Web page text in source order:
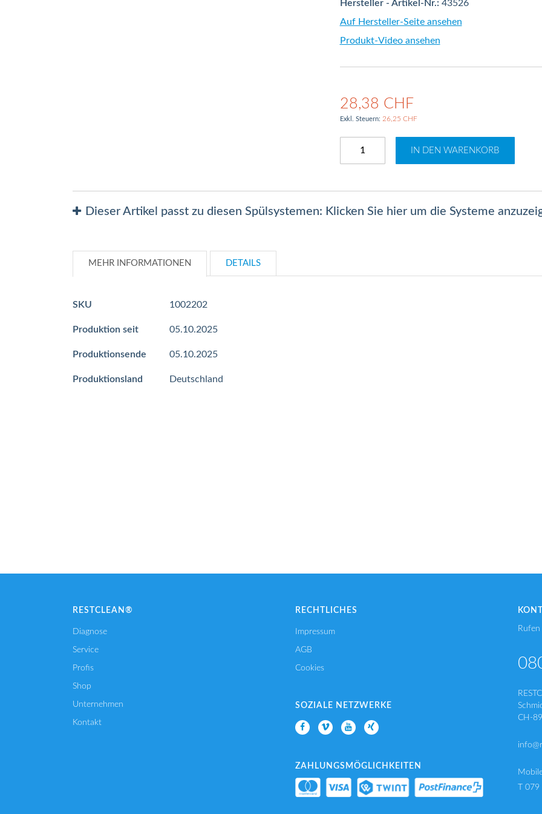
Hersteller - Artikel-Nr.: 43526
Auf Hersteller-Seite ansehen
Produkt-Video ansehen
28,38 CHF
26,25 CHF
IN DEN WARENKORB
Dieser Artikel passt zu diesen Spülsystemen: Klicken Sie hier um die Systeme
MEHR INFORMATIONEN
Mehr
SKU 1002202
Produktion seit 05.10.2025
Produktionsende 05.10.2025
Produktionsland Deutschland
DETAILS
RESTCLEAN®
Diagnose
Service
Profis
Shop
Unternehmen
Kontakt
RECHTLICHES
Impressum
AGB
Cookies
SOZIALE NETZWERKE
ZAHLUNGSMÖGLICHKEITEN
CH-
T